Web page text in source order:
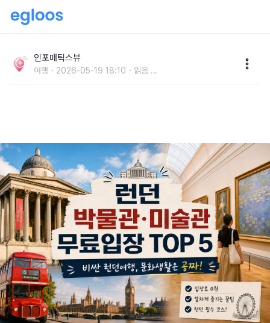
장 TOP 5인포매틱스뷰
여행 2026-05-19 18:10 읽음 ...